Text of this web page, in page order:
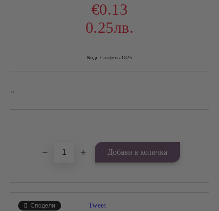
€0.13
0.25лв.
Код: Салфетка1825
..
Сподели Tweet